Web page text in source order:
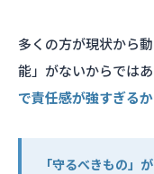
多くの方が現状から
能」がないからでは
で責任感が強すぎるか
「守るべきもの」